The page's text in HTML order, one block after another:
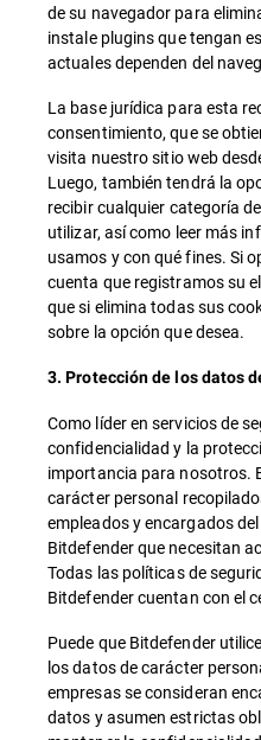
de su navegador para
instale plugins que tengan
actuales dependen del
La base jurídica para esta
consentimiento, que se
visita nuestro sitio web
Luego, también tendrá la
recibir cualquier categoría
utilizar, así como leer más
usamos y con qué fines. Si
cuenta que registramos su
que si elimina todas sus
sobre la opción que desea.
3. Protección de los datos
Como líder en servicios de
confidencialidad y la
importancia para nosotros.
carácter personal
empleados y encargados
Bitdefender que necesitan
Todas las políticas de
Bitdefender cuentan con el
Puede que Bitdefender
los datos de carácter
empresas se consideran
datos y asumen estrictas